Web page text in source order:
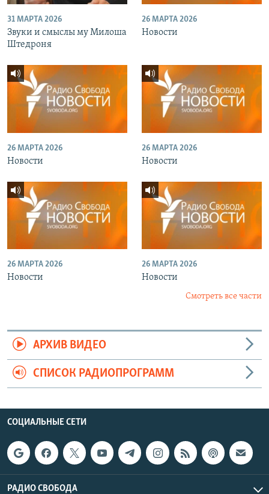
31 МАРТА 2026
Звуки и смыслы му Милоша
Штедроня
26 МАРТА 2026
Новости
26 МАРТА 2026
Новости
26 МАРТА 2026
Новости
26 МАРТА 2026
Новости
26 МАРТА 2026
Новости
Смотреть все части
АРХИВ ВИДЕО
СПИСОК РАДИОПРОГРАММ
СОЦИАЛЬНЫЕ СЕТИ
РАДИО СВОБОДА